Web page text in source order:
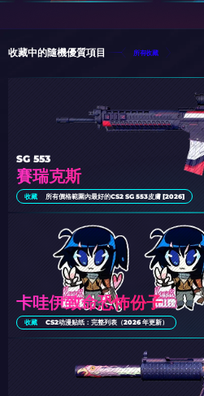
收藏中的隨機優質項目 所有收藏
賽瑞克斯
SG 553
收藏 所有價格範圍內最好的CS2 SG 553皮膚 [2026]
卡哇伊致命恐怖份子
收藏 CS2动漫贴纸：完整列表（2026 年更新）